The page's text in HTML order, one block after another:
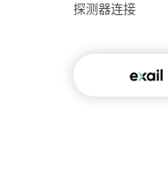
探测器连接